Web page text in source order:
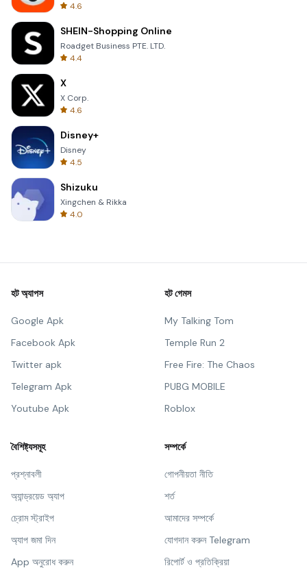
4.6
SHEIN-Shopping Online
Roadget Business PTE. LTD.
4.4
X
X Corp.
4.6
Disney+
Disney
4.5
Shizuku
Xingchen & Rikka
4.0
হট অ্যাপস
Google Apk
Facebook Apk
Twitter apk
Telegram Apk
Youtube Apk
হট গেমস
My Talking Tom
Temple Run 2
Free Fire: The Chaos
PUBG MOBILE
Roblox
বৈশিষ্ট্যসমূহ
প্রশ্নাবলী
অ্যান্ড্রয়েড অ্যাপ
চ্রোম স্ট্রাইপ
অ্যাপ জমা দিন
App অনুরোধ করুন
সম্পর্কে
গোপনীয়তা নীতি
শর্ত
আমাদের সম্পর্কে
যোগদান করুন Telegram
রিপোর্ট ও প্রতিক্রিয়া